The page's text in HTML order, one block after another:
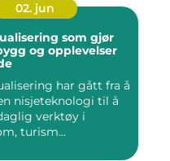
02. jun
som gjør
og opplevelser
har gått fra å
nisjeteknologi til å
verktøy i
turism...